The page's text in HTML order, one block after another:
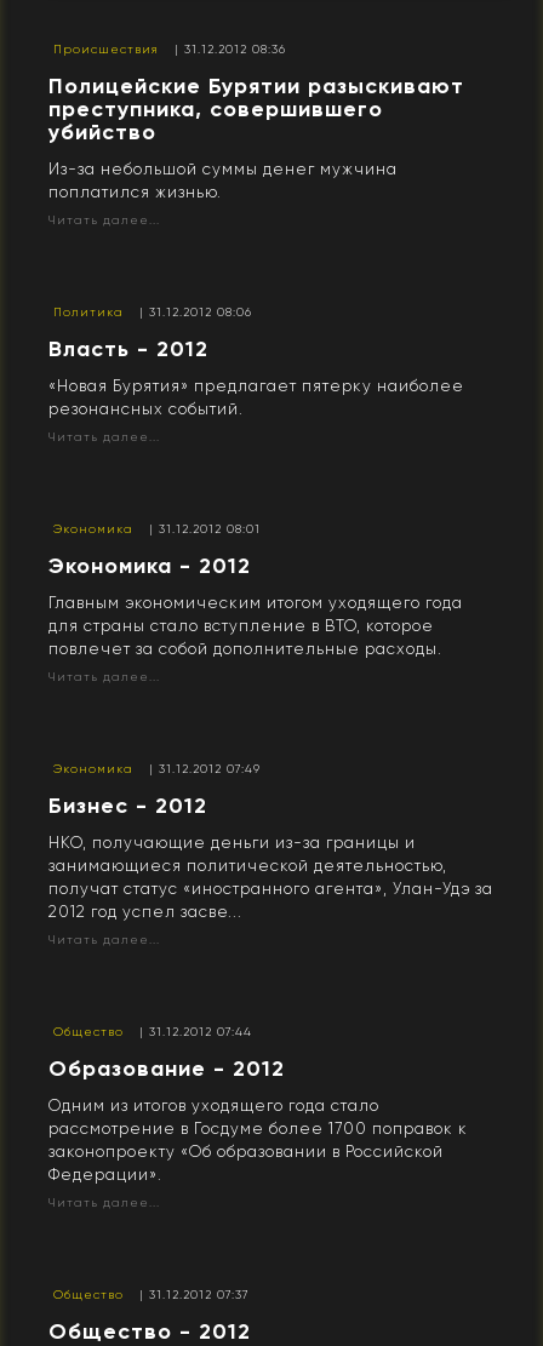
Происшествия | 31.12.2012 08:36
Полицейские Бурятии разыскивают
преступника, совершившего
убийство
Из-за небольшой суммы денег мужчина
поплатился жизнью.
Читать далее...
Политика | 31.12.2012 08:06
Власть - 2012
«Новая Бурятия» предлагает пятерку наиболее
резонансных событий.
Читать далее...
Экономика | 31.12.2012 08:01
Экономика - 2012
Главным экономическим итогом уходящего года
для страны стало вступление в ВТО, которое
повлечет за собой дополнительные расходы.
Читать далее...
Экономика | 31.12.2012 07:49
Бизнес - 2012
НКО, получающие деньги из-за границы и
занимающиеся политической деятельностью,
получат статус «иностранного агента», Улан-Удэ за
2012 год успел засве...
Читать далее...
Общество | 31.12.2012 07:44
Образование - 2012
Одним из итогов уходящего года стало
рассмотрение в Госдуме более 1700 поправок к
законопроекту «Об образовании в Российской
Федерации».
Читать далее...
Общество | 31.12.2012 07:37
Общество - 2012